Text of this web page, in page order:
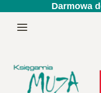
Darmowa
Menu